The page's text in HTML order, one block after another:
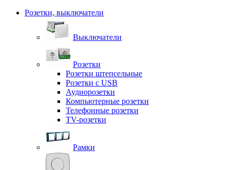
Розетки, выключатели
Выключатели
Розетки
Розетки штепсельные
Розетки с USB
Аудиорозетки
Компьютерные розетки
Телефонные розетки
TV-розетки
Рамки